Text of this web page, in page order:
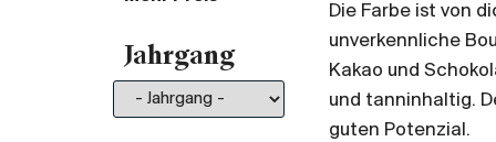
Von 50.- bis 75.-
Von 75.- bis 100.-
130
Jahrgang
Die Farbe ist von
unverkennliche
Kakao und
und tanninhaltig.
guten Potenzial.